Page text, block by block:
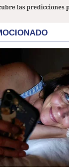
las predicciones